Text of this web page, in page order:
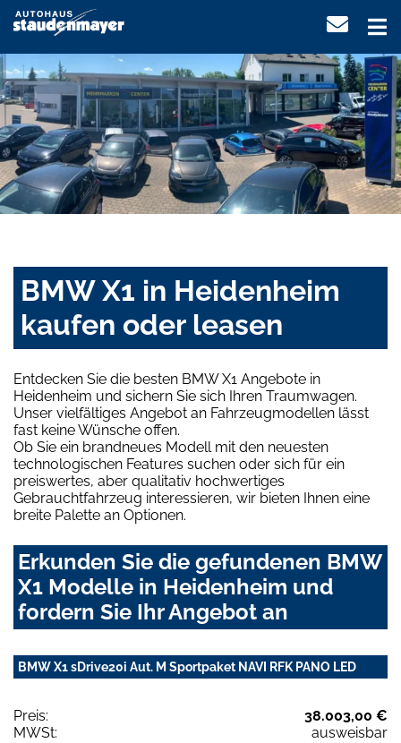
BMW X1 in Heidenheim
kaufen oder leasen
Entdecken Sie die besten BMW X1 Angebote in
Heidenheim und sichern Sie sich Ihren Traumwagen.
Unser vielfältiges Angebot an Fahrzeugmodellen lässt
fast keine Wünsche offen.
Ob Sie ein brandneues Modell mit den neuesten
technologischen Features suchen oder sich für ein
preiswertes, aber qualitativ hochwertiges
Gebrauchtfahrzeug interessieren, wir bieten Ihnen eine
breite Palette an Optionen.
Erkunden Sie die gefundenen BMW
X1 Modelle in Heidenheim und
fordern Sie Ihr Angebot an
BMW X1 sDrive20i Aut. M Sportpaket NAVI RFK PANO LED
Preis:
38.003,00 €
MWSt:
ausweisbar